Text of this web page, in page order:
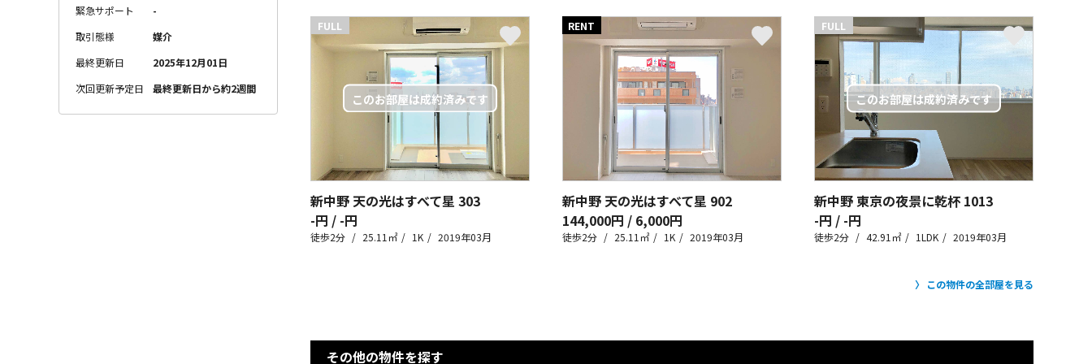
緊急サポート
-
取引態様
媒介
最終更新日
2025年12月01日
次回更新予定日
最終更新日から約2週間
FULL
新中野 天の光はすべて星 303
-円 / -円
徒歩2分 25.11㎡ 1K 2019年03月
RENT
新中野 天の光はすべて星 902
144,000円 / 6,000円
徒歩2分 25.11㎡ 1K 2019年03月
FULL
新中野 東京の夜景に乾杯 1013
-円 / -円
徒歩2分 42.91㎡ 1LDK 2019年03月
この物件の全部屋を見る
その他の物件を探す